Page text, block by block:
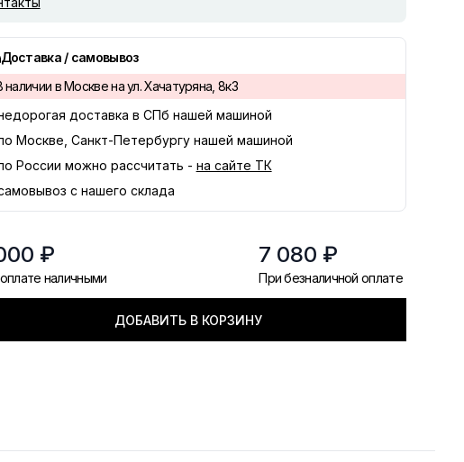
Доставка / самовывоз
наличии в Москве на ул. Хачатуряна, 8к3
доставка в СПб нашей машиной
Москве, Санкт-Петербургу нашей машиной
России можно рассчитать - на сайте ТК
с нашего склада
₽
наличными
7 080 ₽
При безналичной оплате
ДОБАВИТЬ В КОРЗИНУ